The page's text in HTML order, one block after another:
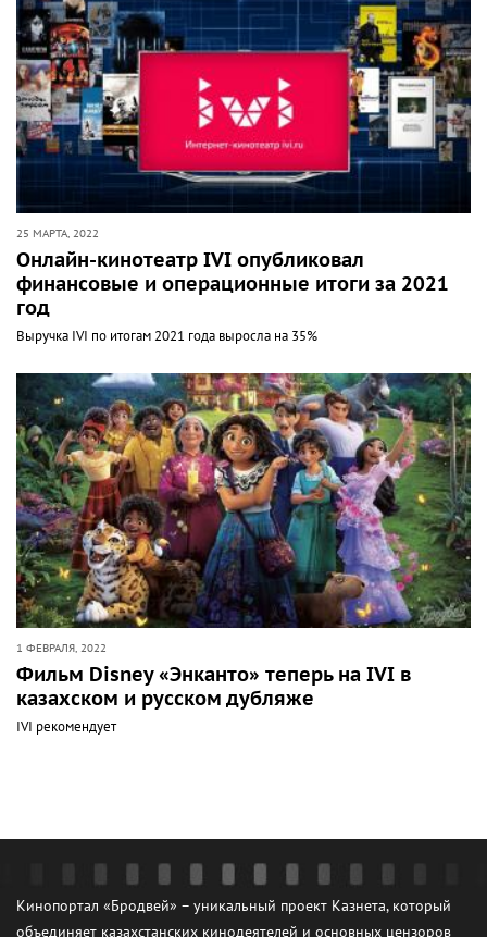
25 МАРТА, 2022
Онлайн-кинотеатр IVI опубликовал
финансовые и операционные итоги за 2021
год
Выручка IVI по итогам 2021 года выросла на 35%
1 ФЕВРАЛЯ, 2022
Фильм Disney «Энканто» теперь на IVI в
казахском и русском дубляже
IVI рекомендует
Кинопортал «Бродвей» – уникальный проект Казнета, который
объединяет казахстанских кинодеятелей и основных цензоров